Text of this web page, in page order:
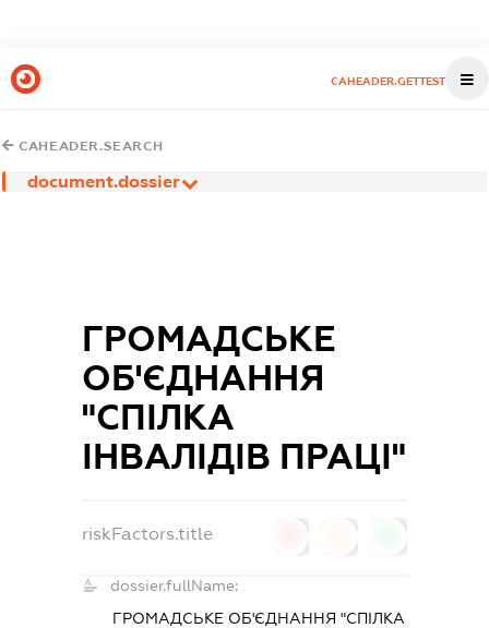
CAHEADER.GETTEST
CAHEADER.SEARCH
document.dossier
ГРОМАДСЬКЕ
ОБ'ЄДНАННЯ
"СПІЛКА
ІНВАЛІДІВ ПРАЦІ"
riskFactors.title
dossier.fullName:
ГРОМАДСЬКЕ ОБ'ЄДНАННЯ "СПІЛКА